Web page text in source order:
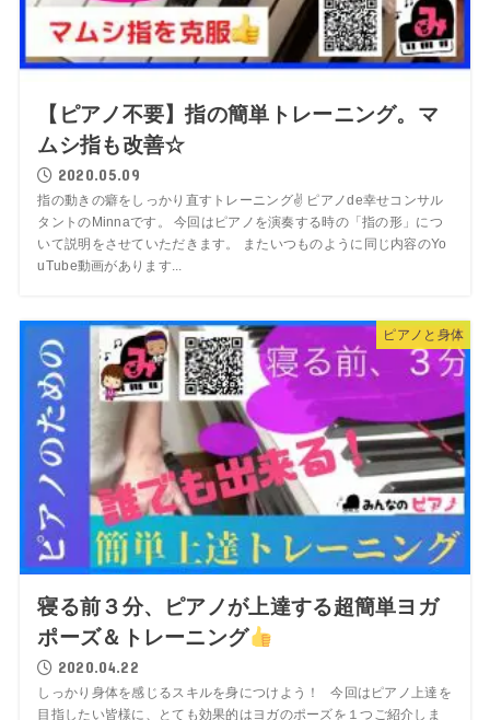
【ピアノ不要】指の簡単トレーニング。マ
ムシ指も改善☆
2020.05.09
指の動きの癖をしっかり直すトレーニング✌️ ピアノde幸せコンサル
タントのMinnaです。 今回はピアノを演奏する時の「指の形」につ
いて説明をさせていただきます。 またいつものように同じ内容のYo
uTube動画があります...
ピアノと身体
寝る前３分、ピアノが上達する超簡単ヨガ
ポーズ＆トレーニング
2020.04.22
しっかり身体を感じるスキルを身につけよう！ 今回はピアノ上達を
目指したい皆様に、とても効果的はヨガのポーズを１つご紹介しま